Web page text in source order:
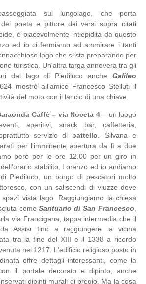
sul lungolago, che porta
del poeta e pittore dei versi sopra citati
è piacevolmente intiepidita da questo
ed io ci fermiamo ad ammirare i tanti
lago che si sta preparando per
turistica. Un'altra targa annovera tra gli
del lago di Piediluco anche Galileo
mostrò all'amico Francesco Stelluti il
del moto con il lancio di una chiave.
Caffè – via Noceta 4– un luogo
aperitivi, snack bar, caffetteria,
servizio di battello . Silvana e
per l'imminente apertura da lì a due
però per le ore 12.00 per un giro in
stabilito, Lorenzo ed io andiamo
Piediluco, un borgo di pescatori molto
con un saliscendi di viuzze dove
vista lago. Raggiungiamo la chiesa
comeSantuario di San Francesco
via Francigena, tappa intermedia che il
Assisi fino a raggiungere la vicina
tra la fine del XIII e il 1338 a ricordo
nel 1217. L'edificio religioso posto in
offre dettagli interessanti, come la
il portale decorato e dipinto, anche
dipinti murali di pregio. Ma la cosa